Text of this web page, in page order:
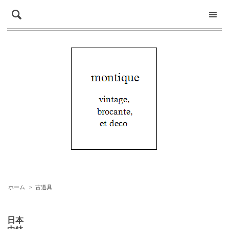
ホーム > 古道具
日本